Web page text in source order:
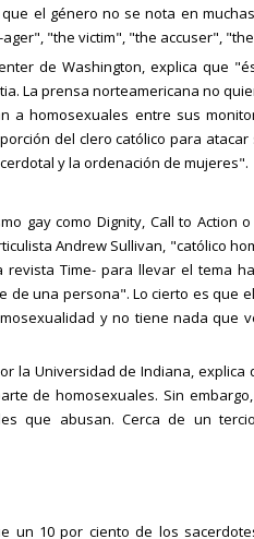
el género no se nota en
"the victim", "the accuser",
de Washington, explica que
La prensa norteamericana no
a homosexuales entre sus
del clero católico para
y la ordenación de mujeres".
gay como Dignity, Call to Action
Andrew Sullivan, "católico
Time- para llevar el tema
una persona". Lo cierto es que
y no tiene nada que
la Universidad de Indiana,
de homosexuales. Sin
que abusan. Cerca de un
un 10 por ciento de los